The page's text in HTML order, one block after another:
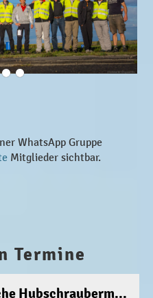
WhatsApp Gruppe
Mitglieder sichtbar.
Termine
ODHM (Offene Deutsche Hubschraubermeisterschaft)